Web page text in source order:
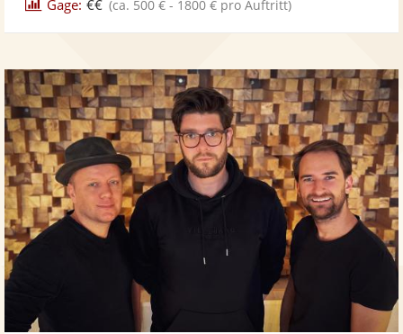
Gage: €€ (ca. 500 € - 1800 € pro Auftritt)